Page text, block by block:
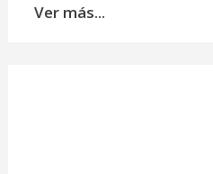
Ver más...